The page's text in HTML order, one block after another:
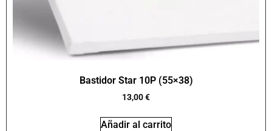
Bastidor Star 10P (55×38)
13,00€
Añadir al carrito